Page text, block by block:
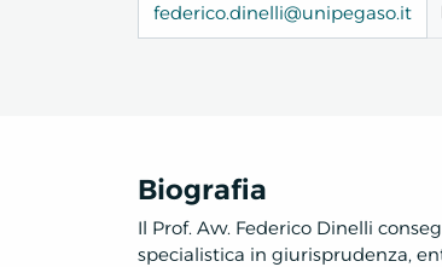
federico.dinelli@unipegaso.it
Biografia
Il Prof. Avv. Federico Dinelli
specialistica in giurisprudenza,